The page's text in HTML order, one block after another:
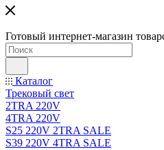
Готовый интернет-магазин
Каталог
Трековый свет
2TRA 220V
4TRA 220V
S25 220V 2TRA SALE
S39 220V 4TRA SALE